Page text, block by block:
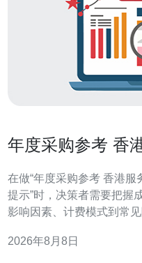
年度采购参考 香
在做“年度采购参考 香港服
提示”时，决策者需要把握
影响因素、计费模式到常
选择。 香港服务器托管成本构成概述 托管费用并非单
2026年8月8日